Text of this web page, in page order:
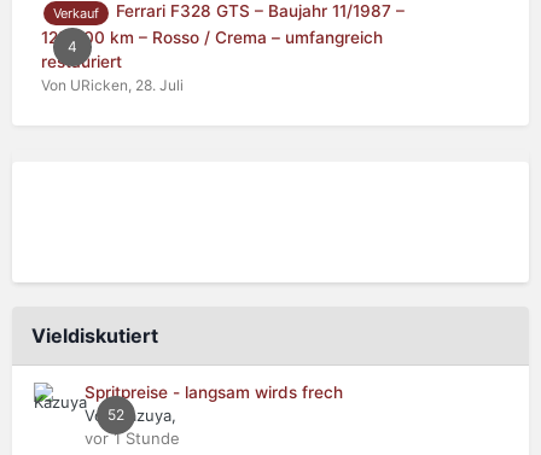
4
Verkauf
Ferrari F328 GTS – Baujahr 11/1987 –
125.000 km – Rosso / Crema – umfangreich
restauriert
Von URicken, 28. Juli
Vieldiskutiert
52
Spritpreise - langsam wirds frech
Von Kazuya,
vor 1 Stunde